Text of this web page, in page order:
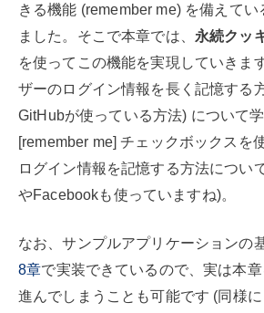
きる機能 (remember me) を備えて
ました。そこで本章では、 永続クッ
を使ってこの機能を実現していきま
ザーのログイン情報を長く記憶する
GitHubが使っている方法) について
[remember me] チェックボックスを
ログイン情報を記憶する方法につい
やFacebookも使っていますね)。
なお、サンプルアプリケーションの
8章で実装できているので、実は本
進んでしまうことも可能です (同様